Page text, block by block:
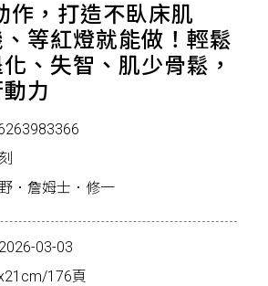
作，打造不臥床肌
等紅燈就能做！輕鬆
、失智、肌少骨鬆，
力
．詹姆士．修一
03-03
176頁